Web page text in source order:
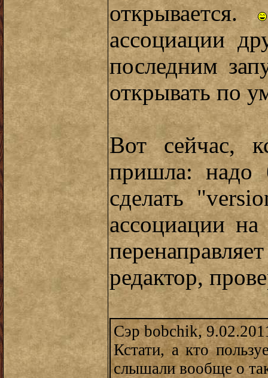
открывается.
ассоциации
последним
открывать по
Вот сейчас,
пришла: надо
сделать
ассоциации
редактор,
Сэр bobchik,
Кстати, а кто
слышали вообще о